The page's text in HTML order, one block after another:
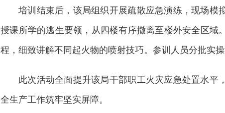
培训结束后，该局组织开展疏散应急演练，现场模
授课所学的逃生要领，从四楼有序撤离至楼外安全区域
程，细致讲解不同起火物的喷射技巧。参训人员分批实
此次活动全面提升该局干部职工火灾应急处置水平
全生产工作筑牢坚实屏障。